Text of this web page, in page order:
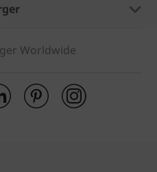
Worldwide